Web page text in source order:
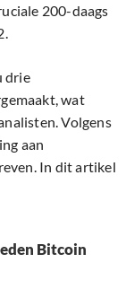
200-daags
drie
wat
Volgens
aan
In dit artikel
Bitcoin